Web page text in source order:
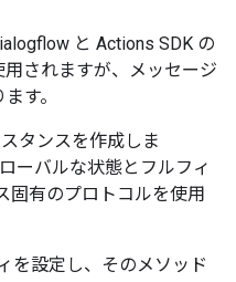
と Actions SDK の
されますが、メッセージ
す。
タンスを作成しま
ーバルな状態とフルフィ
固有のプロトコルを使用
を設定し、そのメソッド